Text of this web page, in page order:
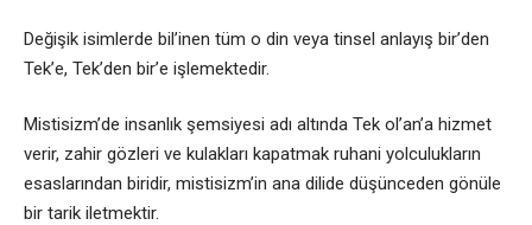
Değişik isimlerde bil’inen tüm o din veya tinsel anlayış bir’den
Tek’e, Tek’den bir’e işlemektedir.
Mistisizm’de insanlık şemsiyesi adı altında Tek ol’an’a hizmet
verir, zahir gözleri ve kulakları kapatmak ruhani yolculukların
esaslarından biridir, mistisizm’in ana dilide düşünceden gönüle
bir tarik iletmektir.